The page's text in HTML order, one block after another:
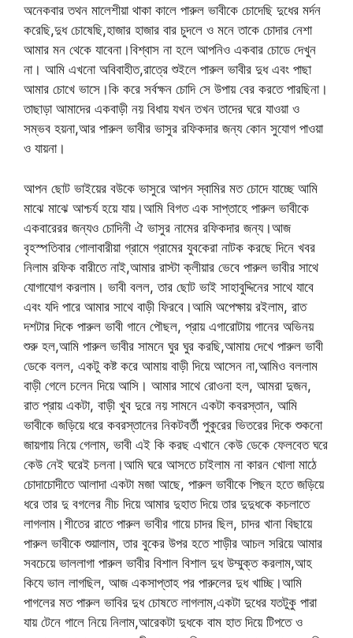
অনেকবার তথন মালেশীয়া থাকা কালে পারুল ভাবীকে চোদেছি দুধের মর্দন
করেছি,দুধ চোষেছি,হাজার হাজার বার চুদলে ও মনে তাকে চোদার নেশা
আমার মন থেকে যাবেনা।বিশ্বাস না হলে আপনিও একবার চোডে দেখুন
না। আমি এখনো অবিবাহীত,রাত্রে শুইলে পারুল ভাবীর দুধ এবং পাছা
আমার চোখে ভাসে।কি করে সর্বক্ষন চোদি সে উপায় বের করতে পারছিনা।
তাছাড়া আমাদের একবাড়ী নয় বিধায় যখন তখন তাদের ঘরে যাওয়া ও
সম্ভব হয়না,আর পারুল ভাবীর ভাসুর রফিকদার জন্য কোন সুযোগ পাওয়া
ও যায়না।
আপন ছোট ভাইয়ের বউকে ভাসুরে আপন স্বামির মত চোদে যাচ্ছে আমি
মাঝে মাঝে আশ্চর্য হয়ে যায়।আমি বিগত এক সাপ্তাহে পারুল ভাবীকে
একবারেরর জন্যও চোদিনী ঐ ভাসুর নামের রফিকদার জন্য।আজ
বৃহস্পতিবার গোলাবারীয়া গ্রামে গ্রামের যুবকেরা নাটক করছে দিনে খবর
নিলাম রফিক বারীতে নাই,আমার রাস্টা ক্লীয়ার ভেবে পারুল ভাবীর সাথে
যোগাযোগ করলাম। ভাবী বলল, তার ছোট ভাই সাহাবুদ্দিনের সাথে যাবে
এবং যদি পারে আমার সাথে বাড়ী ফিরবে।আমি অপেক্ষায় রইলাম, রাত
দশটার দিকে পারুল ভাবী গানে পৌছল, প্রায় এগারোটায় গানের অভিনয়
শুরু হল,আমি পারুল ভাবীর সামনে ঘুর ঘুর করছি,আমায় দেখে পারুল ভাবী
ডেকে বলল, একটু কষ্ট করে আমায় বাড়ী দিয়ে আসেন না,আমিও বললাম
বাড়ী গেলে চলেন দিয়ে আসি। আমার সাথে রোওনা হল, আমরা দুজন,
রাত প্রায় একটা, বাড়ী খুব দুরে নয় সামনে একটা কবরস্তান, আমি
ভাবীকে জড়িয়ে ধরে কবরস্তানের নিকটবর্তী পুকুরের ভিতরের দিকে শুকনো
জায়গায় নিয়ে গেলাম, ভাবী এই কি করছ এখানে কেউ ডেকে ফেলবেত ঘরে
কেউ নেই ঘরেই চলনা।আমি ঘরে আসতে চাইলাম না কারন খোলা মাঠে
চোদাচোদীতে আলাদা একটা মজা আছে, পারুল ভাবীকে পিছন হতে জড়িয়ে
ধরে তার দু বগলের নীচ দিয়ে আমার দুহাত দিয়ে তার দুদুধকে কচলাতে
লাগলাম।শীতের রাতে পারুল ভাবীর গায়ে চাদর ছিল, চাদর খানা বিছায়ে
পারুল ভাবীকে শুয়ালাম, তার বুকের উপর হতে শাড়ীর আচল সরিয়ে আমার
সবচেয়ে ভাললাগা পারুল ভাবীর বিশাল বিশাল দুধ উম্মুক্ত করলাম,আহ
কিযে ভাল লাগছিল, আজ একসাপ্তাহ পর পারুলের দুধ খাচ্ছি।আমি
পাগলের মত পারুল ভাবির দুধ চোষতে লাগলাম,একটা দুধের যতটুকু পারা
যায় টেনে গালে নিয়ে নিলাম,আরেকটা দুধকে বাম হাত দিয়ে টিপতে ও